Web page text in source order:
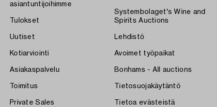
asiantuntijoihimme
Tulokset
Uutiset
Kotiarviointi
Asiakaspalvelu
Toimitus
Private Sales
Systembolaget's Wine and
Spirits Auctions
Lehdistö
Avoimet työpaikat
Bonhams - All auctions
Tietosuojakäytäntö
Tietoa evästeistä